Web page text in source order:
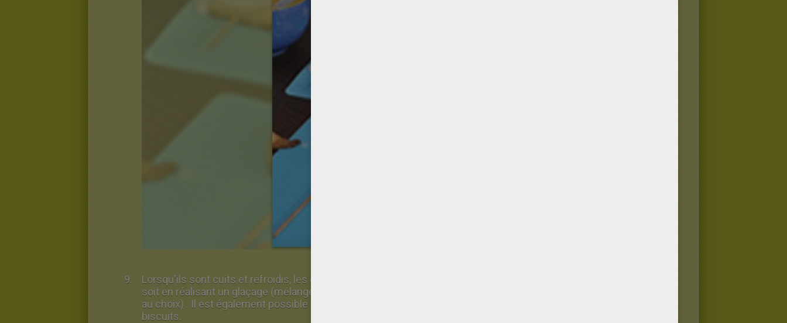
Lorsqu'ils sont cuits et refroidis, les décorer au choix: soit en dessinant dessus avec des feutres alimentaires,
soit en réalisant un glaçage (mélange du sucre glace avec un blanc d'oeuf et ajouter des colorants alimentaires
au choix) . Il est également possible d'utiliser une poche à douille comme sur la photo pour dessiner sur les
biscuits.